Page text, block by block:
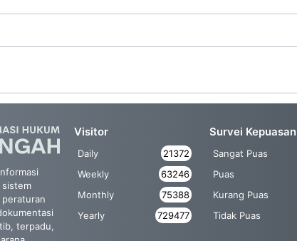
sistem
peraturan
terpadu,
Visitor
Daily
21372
Weekly
63246
Monthly
75388
Yearly
729477
Survei Kepuasan
Sangat Puas
Puas
Kurang Puas
Tidak Puas